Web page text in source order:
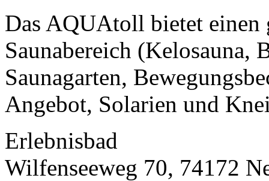
Das AQUAtoll bietet einen
Saunabereich (Kelosauna,
Saunagarten,
Angebot, Solarien und
Erlebnisbad
Wilfenseeweg 70, 74172